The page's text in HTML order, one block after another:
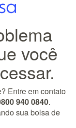
você
Entre em contato
940 0840.
sua bolsa de